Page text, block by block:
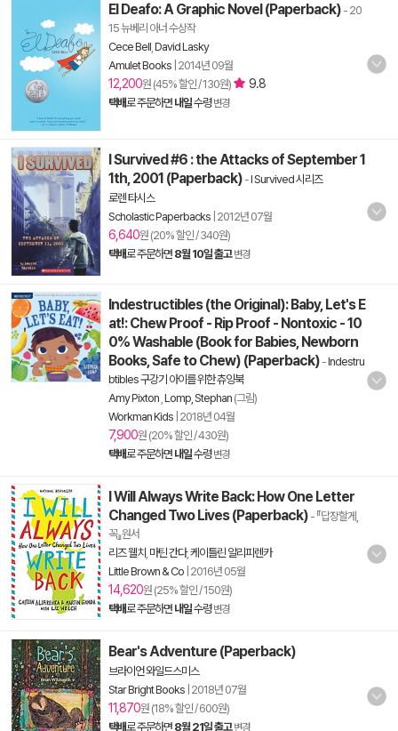
El Deafo: A Graphic Novel (Paperback) - 20
15 뉴베리 아너 수상작
Cece Bell David Lasky
Amulet Books 2014년 09월
12,200원 (45% 할인 / 130원) 9.8
택배로 주문하면 내일수령 변경
I Survived #6 : the Attacks of September 1
1th, 2001 (Paperback) -I Survived 시리즈
로렌 타시스
Scholastic Paperbacks 2012년 07월
6,640원 (20% 할인 / 340원)
택배로 주문하면 8월 10일 출고 변경
Indestructibles (the Original): Baby, Let's E
at!: Chew Proof - Rip Proof - Nontoxic - 10
0% Washable (Book for Babies, Newborn
Books, Safe to Chew) (Paperback) -Indestru
btibles 구강기 아이를 위한 츄잉북
Amy Pixton Lomp, Stephan (그림)
Workman Kids 2018년 04월
7,900원 (20% 할인 / 430원)
택배로 주문하면 내일수령 변경
I Will Always Write Back: How One Letter
Changed Two Lives (Paperback) - 『답장할게,
꼭』원서
리즈 웰치 마틴 간다,케이틀린 알리피렌카
Little Brown & Co 2016년 05월
14,620원 (25% 할인 / 150원)
택배로 주문하면 내일수령 변경
Bear's Adventure (Paperback)
브라이언 와일드스미스
Star Bright Books 2018년 07월
11,870원 (18% 할인 / 600원)
택배로 주문하면 8월 21일 출고 변경